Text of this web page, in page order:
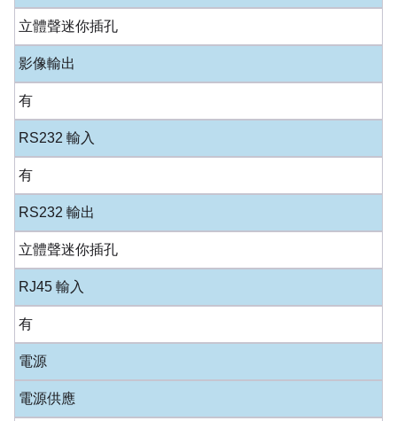
立體聲迷你插孔
影像輸出
有
RS232 輸入
有
RS232 輸出
立體聲迷你插孔
RJ45 輸入
有
電源
電源供應